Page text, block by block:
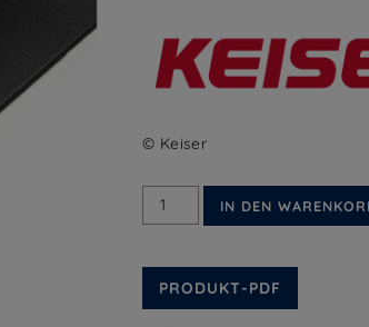
© Keiser
Keiser
Bodenmatte
IN DEN
PRODUKT-PDF